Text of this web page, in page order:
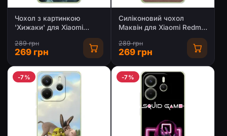
Чохол з картинкою
'Хижаки' для Xiaomi
289 грн
269 грн
Силіконовий чохол
Маквін для Xiaomi Redmi
289 грн
269 грн
-7% -7%